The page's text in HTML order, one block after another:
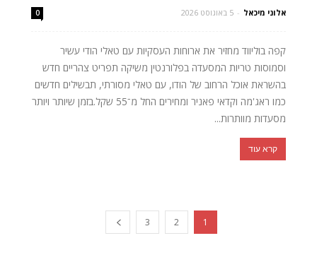
אלוני מיכאל - 5 באוגוסט 2026 0
קפה בוליווד מחזיר את ארוחות העסקיות עם טאלי הודי עשיר
וסמוסות טריות המסעדה בפלורנטין משיקה תפריט צהריים חדש
בהשראת אוכל הרחוב של הודו, עם טאלי מסורתי, תבשילים חדשים
כמו ראג'מה וקדאי פאניר ומחירים החל מ־55 שקל.בזמן שיותר ויותר
מסעדות מוותרות...
קרא עוד
1
2
3